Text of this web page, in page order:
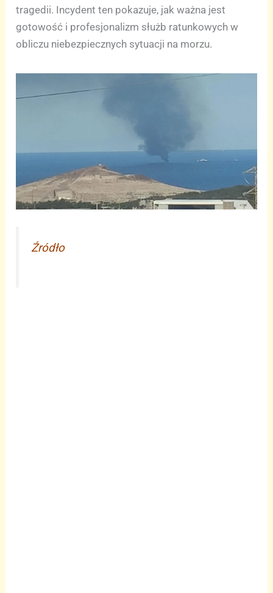
tragedii. Incydent ten pokazuje, jak ważna jest
gotowość i profesjonalizm służb ratunkowych w
obliczu niebezpiecznych sytuacji na morzu.
Źródło